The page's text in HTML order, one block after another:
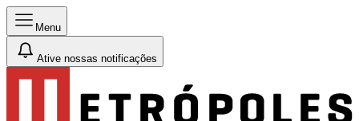
Menu
Ative nossas notificações